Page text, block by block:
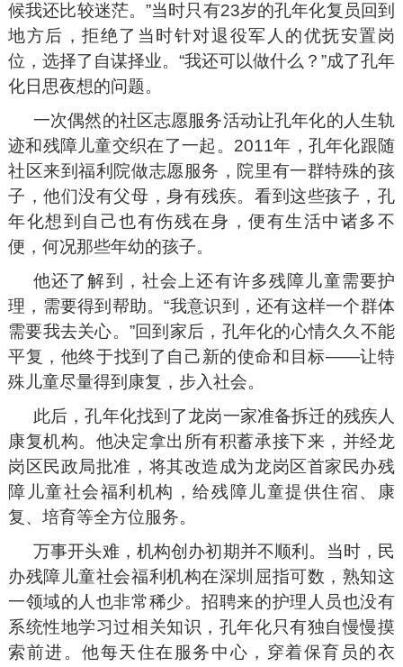
候我还比较迷茫。”当时只有23岁的孔年化复员回到
地方后，拒绝了当时针对退役军人的优抚安置岗
位，选择了自谋择业。“我还可以做什么？”成了孔年
化日思夜想的问题。
一次偶然的社区志愿服务活动让孔年化的人生轨
迹和残障儿童交织在了一起。2011年，孔年化跟随
社区来到福利院做志愿服务，院里有一群特殊的孩
子，他们没有父母，身有残疾。看到这些孩子，孔
年化想到自己也有伤残在身，便有生活中诸多不
便，何况那些年幼的孩子。
他还了解到，社会上还有许多残障儿童需要护
理，需要得到帮助。“我意识到，还有这样一个群体
需要我去关心。”回到家后，孔年化的心情久久不能
平复，他终于找到了自己新的使命和目标——让特
殊儿童尽量得到康复，步入社会。
此后，孔年化找到了龙岗一家准备拆迁的残疾人
康复机构。他决定拿出所有积蓄承接下来，并经龙
岗区民政局批准，将其改造成为龙岗区首家民办残
障儿童社会福利机构，给残障儿童提供住宿、康
复、培育等全方位服务。
万事开头难，机构创办初期并不顺利。当时，民
办残障儿童社会福利机构在深圳屈指可数，熟知这
一领域的人也非常稀少。招聘来的护理人员也没有
系统性地学习过相关知识，孔年化只有独自慢慢摸
索前进。他每天住在服务中心，穿着保育员的衣